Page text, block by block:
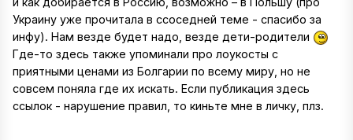
Украину уже прочитала в ссоседней теме - спасибо за
инфу). Нам везде будет надо, везде дети-родители
Где-то здесь также упоминали про лоукосты с
приятными ценами из Болгарии по всему миру, но не
совсем поняла где их искать. Если публикация здесь
ссылок - нарушение правил, то киньте мне в личку, плз.